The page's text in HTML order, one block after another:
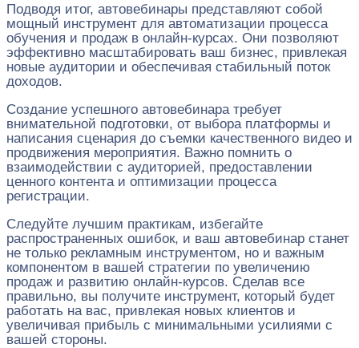
Подводя итог, автовебинары представляют собой
мощный инструмент для автоматизации процесса
обучения и продаж в онлайн-курсах. Они позволяют
эффективно масштабировать ваш бизнес, привлекая
новые аудитории и обеспечивая стабильный поток
доходов.
Создание успешного автовебинара требует
внимательной подготовки, от выбора платформы и
написания сценария до съемки качественного видео и
продвижения мероприятия. Важно помнить о
взаимодействии с аудиторией, предоставлении
ценного контента и оптимизации процесса
регистрации.
Следуйте лучшим практикам, избегайте
распространенных ошибок, и ваш автовебинар станет
не только рекламным инструментом, но и важным
компонентом в вашей стратегии по увеличению
продаж и развитию онлайн-курсов. Сделав все
правильно, вы получите инструмент, который будет
работать на вас, привлекая новых клиентов и
увеличивая прибыль с минимальными усилиями с
вашей стороны.